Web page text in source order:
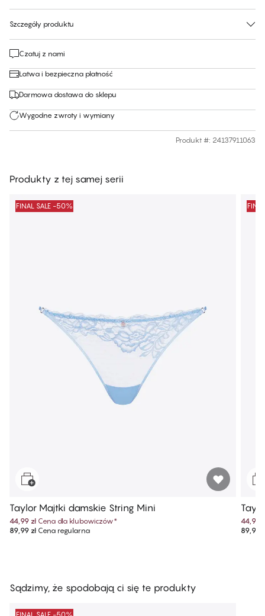
Szczegóły produktu
Czatuj z nami
Łatwa i bezpieczna płatność
Darmowa dostawa do sklepu
Wygodne zwroty i wymiany
Produkt #: 24137911063
Produkty z tej samej serii
FINAL SALE -50%
Taylor Majtki damskie String​ Mini
44,99 zł Cena dla klubowiczów*
89,99 złCena regularna
44,99
89,99
Sądzimy, że spodobają ci się te produkty